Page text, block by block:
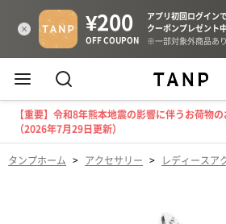
【重要】令和8年熊本地震の影響に伴うお荷物
（2026年7月29日更新）
タンプホーム > アクセサリー > レディースア